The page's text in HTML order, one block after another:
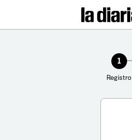
1
Registro